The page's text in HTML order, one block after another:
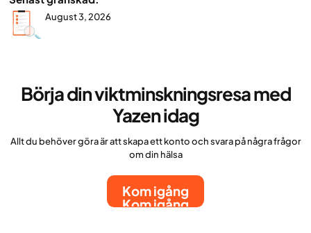
August 3, 2026
Börja din viktminskningsresa med
Yazen idag
Allt du behöver göra är att skapa ett konto och svara på några frågor
om din hälsa
Kom igång
Kom igång